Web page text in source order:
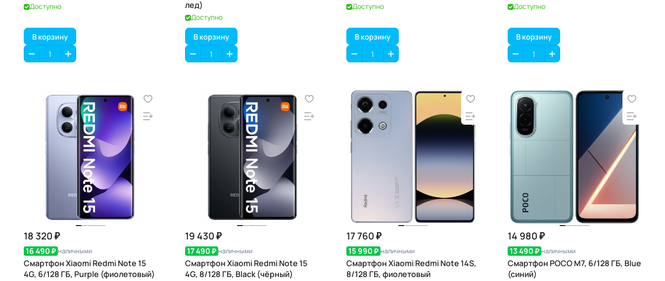
Доступно
В корзину
лед)
Доступно
В корзину
Доступно
В корзину
Доступно
В корзину
18 320 ₽
16 490 ₽ наличными
Смартфон Xiaomi Redmi Note 15
4G, 6/128 ГБ, Purple (фиолетовый)
19 430 ₽
17 490 ₽ наличными
Смартфон Xiaomi Redmi Note 15
4G, 8/128 ГБ, Black (чёрный)
17 760 ₽
15 990 ₽ наличными
Смартфон Xiaomi Redmi Note 14S,
8/128 ГБ, фиолетовый
14 980 ₽
13 490 ₽ наличными
Смартфон POCO M7, 6/128 ГБ, Blue
(синий)